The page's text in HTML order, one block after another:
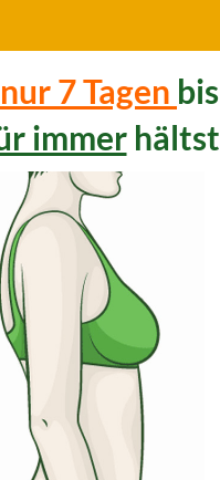
7 Tagen bis
immerhältst